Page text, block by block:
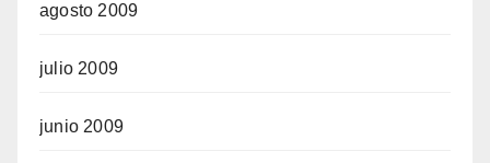
agosto 2009
julio 2009
junio 2009